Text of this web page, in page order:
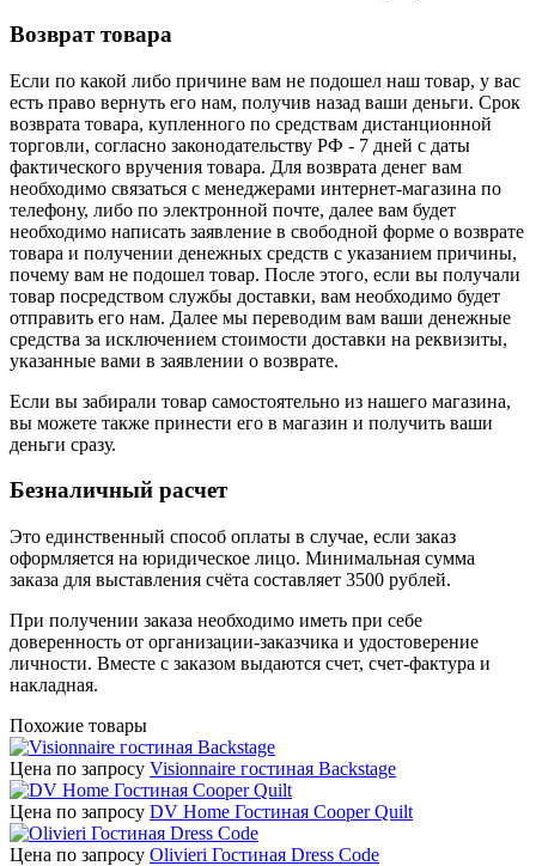
Возврат товара
Если по какой либо причине вам не подошел наш товар, у вас
есть право вернуть его нам, получив назад ваши деньги. Срок
возврата товара, купленного по средствам дистанционной
торговли, согласно законодательству РФ - 7 дней с даты
фактического вручения товара. Для возврата денег вам
необходимо связаться с менеджерами интернет-магазина по
телефону, либо по электронной почте, далее вам будет
необходимо написать заявление в свободной форме о возврате
товара и получении денежных средств с указанием причины,
почему вам не подошел товар. После этого, если вы получали
товар посредством службы доставки, вам необходимо будет
отправить его нам. Далее мы переводим вам ваши денежные
средства за исключением стоимости доставки на реквизиты,
указанные вами в заявлении о возврате.
Если вы забирали товар самостоятельно из нашего магазина,
вы можете также принести его в магазин и получить ваши
деньги сразу.
Безналичный расчет
Это единственный способ оплаты в случае, если заказ
оформляется на юридическое лицо. Минимальная сумма
заказа для выставления счёта составляет 3500 рублей.
При получении заказа необходимо иметь при себе
доверенность от организации-заказчика и удостоверение
личности. Вместе с заказом выдаются счет, счет-фактура и
накладная.
Похожие товары
Цена по запросу Visionnaire гостиная Backstage
Цена по запросу DV Home Гостиная Cooper Quilt
Цена по запросу Olivieri Гостиная Dress Code